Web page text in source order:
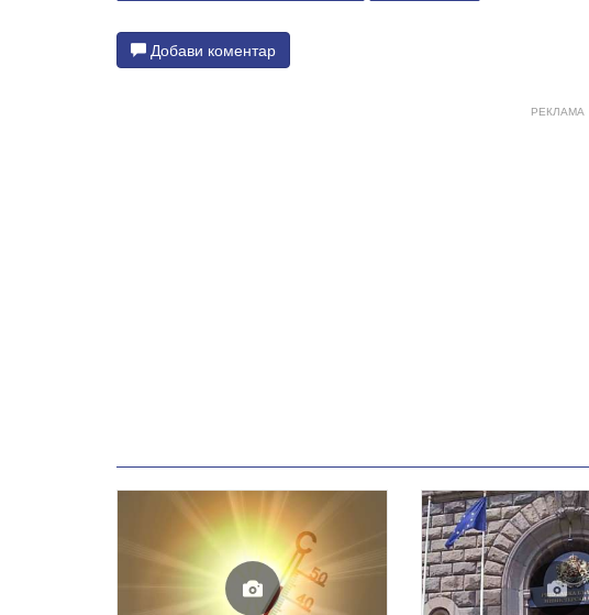
Добави коментар
РЕКЛАМА